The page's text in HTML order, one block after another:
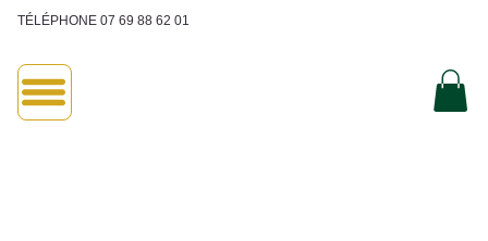
TÉLÉPHONE 07 69 88 62 01